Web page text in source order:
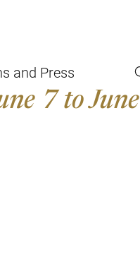
and Press
7 to June